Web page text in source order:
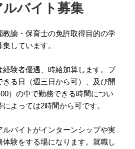
バイト募集
教諭・保育士の免許取得目的の学
しています。
経験者優遇、時給加算します。ブ
きる日（週三日から可）、及び開
）の中で勤務できる時間につい
よっては2時間から可です。
ルバイトがインターンシップや実
験をする場になります。就職し